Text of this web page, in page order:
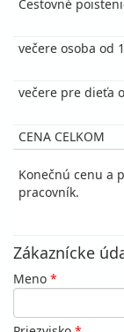
Cestovné
večere osoba od
večere pre dieťa
CENA CELKOM
Konečnú cenu a
pracovník.
Zákaznícke
Meno *